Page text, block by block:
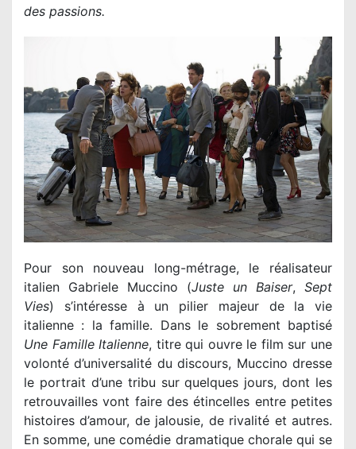
des passions.
Pour son nouveau long-métrage, le réalisateur
italien Gabriele Muccino (Juste un Baiser, Sept
Vies) s’intéresse à un pilier majeur de la vie
italienne : la famille. Dans le sobrement baptisé
Une Famille Italienne, titre qui ouvre le film sur une
volonté d’universalité du discours, Muccino dresse
le portrait d’une tribu sur quelques jours, dont les
retrouvailles vont faire des étincelles entre petites
histoires d’amour, de jalousie, de rivalité et autres.
En somme, une comédie dramatique chorale qui se